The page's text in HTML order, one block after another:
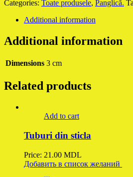
Categories: Toate produsele, Panglică.
Additional information
Additional information
Dimensions 3 cm
Related products
Add to cart
Tuburi din sticla
Price: 21.00 MDL
Добавить в список желаний